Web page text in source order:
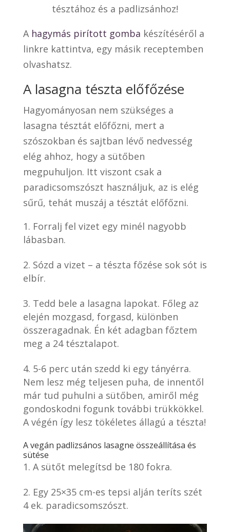
tésztához és a padlizsánhoz!
A hagymás pirított gomba készítéséről a
linkre kattintva, egy másik receptemben
olvashatsz.
A lasagna tészta előfőzése
Hagyományosan nem szükséges a
lasagna tésztát előfőzni, mert a
szószokban és sajtban lévő nedvesség
elég ahhoz, hogy a sütőben
megpuhuljon. Itt viszont csak a
paradicsomszószt használjuk, az is elég
sűrű, tehát muszáj a tésztát előfőzni.
Forralj fel vizet egy minél nagyobb
lábasban.
Sózd a vizet – a tészta főzése sok sót is
elbír.
Tedd bele a lasagna lapokat. Főleg az
elején mozgasd, forgasd, különben
összeragadnak. Én két adagban főztem
meg a 24 tésztalapot.
5-6 perc után szedd ki egy tányérra.
Nem lesz még teljesen puha, de innentől
már tud puhulni a sütőben, amiről még
gondoskodni fogunk további trükkökkel.
A végén így lesz tökéletes állagú a tészta!
A vegán padlizsános lasagne összeállítása és
sütése
A sütőt melegítsd be 180 fokra.
Egy 25×35 cm-es tepsi alján teríts szét
4 ek. paradicsomszószt.